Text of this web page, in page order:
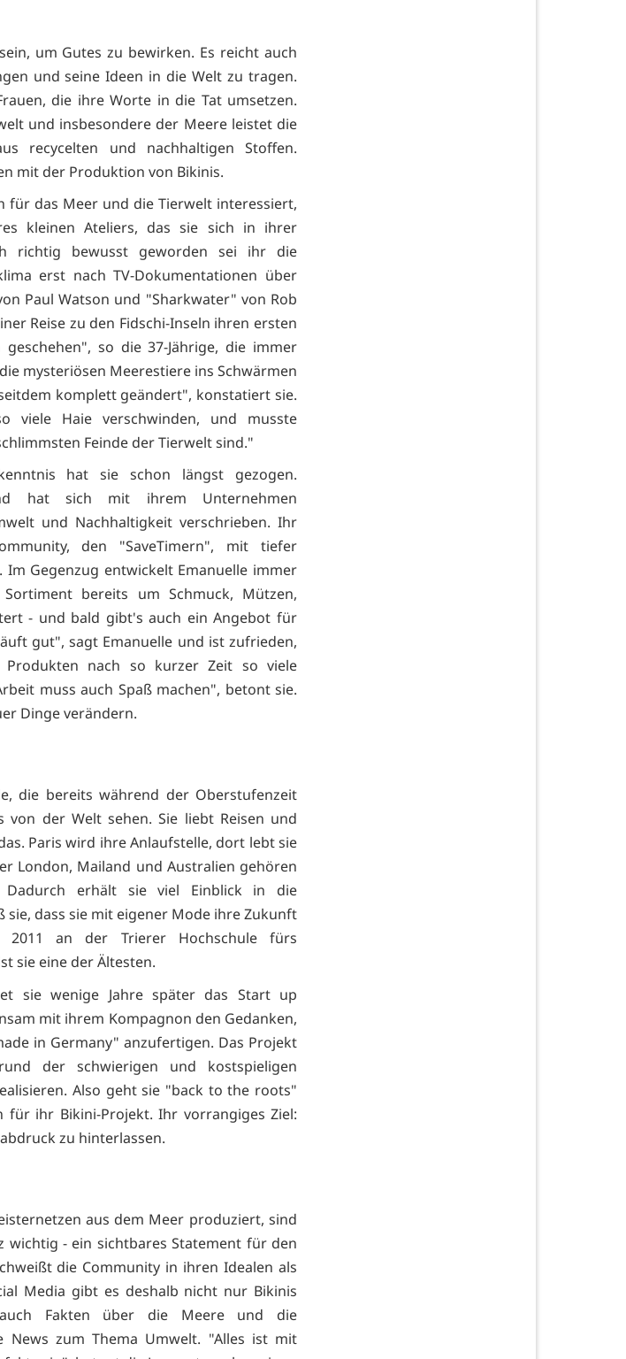
um Gutes zu bewirken. Es reicht auch
und seine Ideen in die Welt zu tragen.
die ihre Worte in die Tat umsetzen.
und insbesondere der Meere leistet die
recycelten und nachhaltigen Stoffen.
mit der Produktion von Bikinis.
für das Meer und die Tierwelt interessiert,
kleinen Ateliers, das sie sich in ihrer
richtig bewusst geworden sei ihr die
erst nach TV-Dokumentationen über
Paul Watson und "Sharkwater" von Rob
Reise zu den Fidschi-Inseln ihren ersten
so die 37-Jährige, die immer
mysteriösen Meerestiere ins Schwärmen
komplett geändert", konstatiert sie.
viele Haie verschwinden, und musste
Feinde der Tierwelt sind."
hat sie schon längst gezogen.
hat sich mit ihrem Unternehmen
und Nachhaltigkeit verschrieben. Ihr
den "SaveTimern", mit tiefer
Gegenzug entwickelt Emanuelle immer
bereits um Schmuck, Mützen,
- und bald gibt's auch ein Angebot für
gut", sagt Emanuelle und ist zufrieden,
nach so kurzer Zeit so viele
muss auch Spaß machen", betont sie.
Dinge verändern.
die bereits während der Oberstufenzeit
der Welt sehen. Sie liebt Reisen und
Paris wird ihre Anlaufstelle, dort lebt sie
London, Mailand und Australien gehören
Dadurch erhält sie viel Einblick in die
sie, dass sie mit eigener Mode ihre Zukunft
an der Trierer Hochschule fürs
sie eine der Ältesten.
sie wenige Jahre später das Start up
mit ihrem Kompagnon den Gedanken,
in Germany" anzufertigen. Das Projekt
der schwierigen und kostspieligen
Also geht sie "back to the roots"
für ihr Bikini-Projekt. Ihr vorrangiges Ziel:
zu hinterlassen.
aus dem Meer produziert, sind
wichtig - ein sichtbares Statement für den
die Community in ihren Idealen als
Media gibt es deshalb nicht nur Bikinis
Fakten über die Meere und die
News zum Thema Umwelt. "Alles ist mit